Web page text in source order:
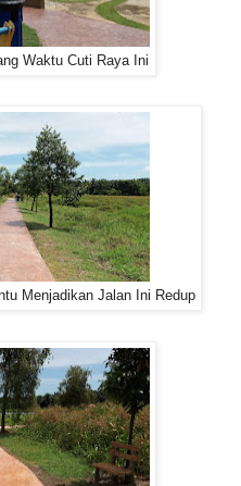
Waktu Cuti Raya Ini
Menjadikan Jalan Ini Redup